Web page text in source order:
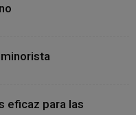
eficaz para las